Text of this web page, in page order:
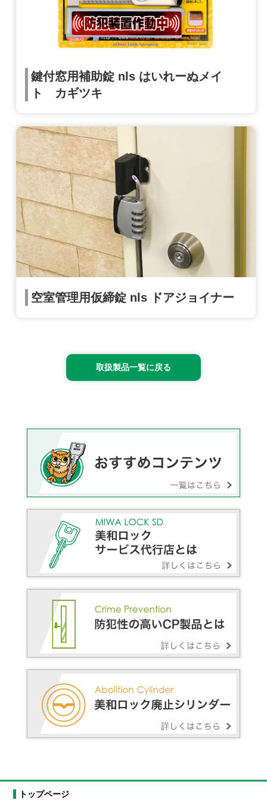
鍵付窓用補助錠 nls はいれーぬメイ
ト カギツキ
空室管理用仮締錠 nls ドアジョイナー
取扱製品一覧に戻る
トップページ